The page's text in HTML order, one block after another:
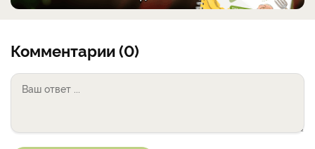
Комментарии (0)